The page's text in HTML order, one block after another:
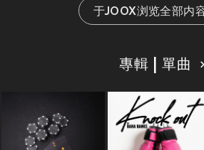
于JOOX浏览全部内
專輯 | 單曲